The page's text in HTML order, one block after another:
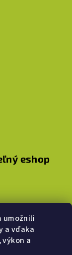
umožnili
a vďaka
a
eshop